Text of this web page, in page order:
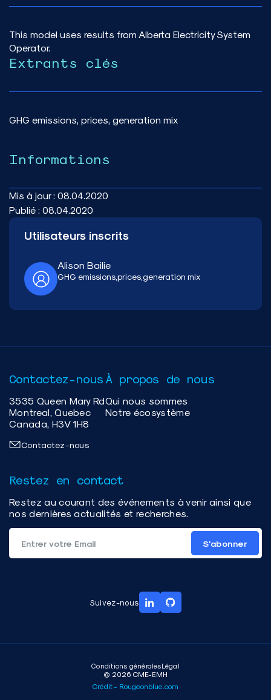
This model uses results from Alberta Electricity System
Operator.
Extrants clés
GHG emissions, prices, generation mix
Informations
Mis à jour : 08.04.2020
Publié : 08.04.2020
Utilisateurs inscrits
Alison Bailie
GHG emissions,prices,generation mix
Contactez-nous
3535 Queen Mary Rd
Montreal, Quebec
Canada, H3V 1H8
Contactez-nous
À propos de nous
Qui nous sommes
Notre écosystème
Restez en contact
Restez au courant des événements à venir ainsi que
nos dernières actualités et recherches.
S'abonner
Suivez-nous
Conditions généralesLégal
© 2026 CME-EMH
Crédit - Rougeonblue.com